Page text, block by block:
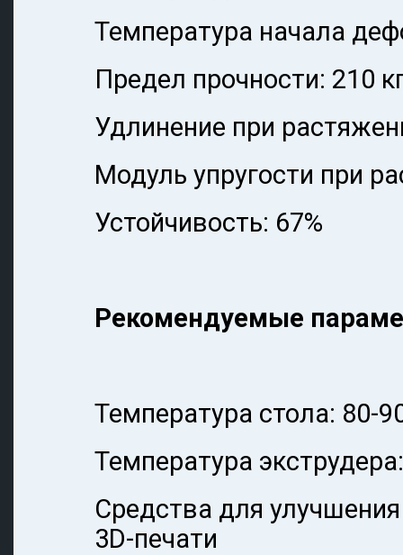
Температура начала
Предел прочности: 210
Удлинение при
Модуль упругости при
Устойчивость: 67%
Рекомендуемые
Температура стола: 80-
Температура
Средства для
3D-печати